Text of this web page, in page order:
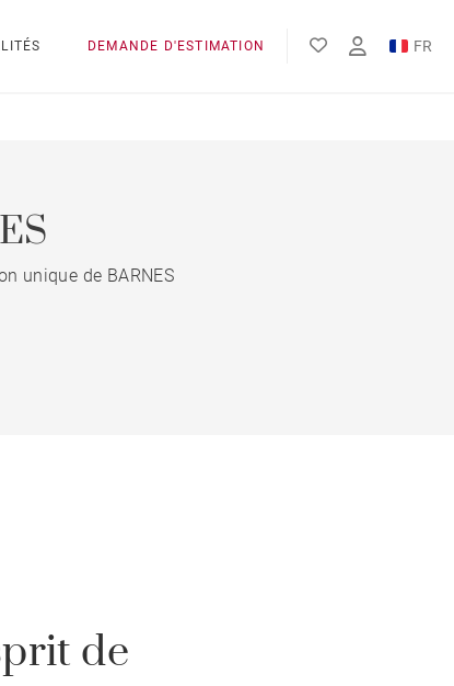
DEMANDE D'ESTIMATION FR
EN
unique de BARNES
de